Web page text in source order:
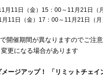
月11日（金）15：00～11月21日（
月11日（金）17：00～11月21日（
開催期間が異なりますのでご注意
更になる場合があります
ージアップ！ 「リミットチェイ